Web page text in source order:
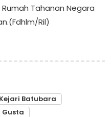
Tahanan Negara
Ril)
Kejari Batubara